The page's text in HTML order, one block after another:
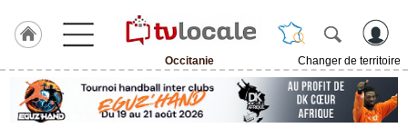
Occitanie
Changer de territoire
J'adhère
Hulcoq